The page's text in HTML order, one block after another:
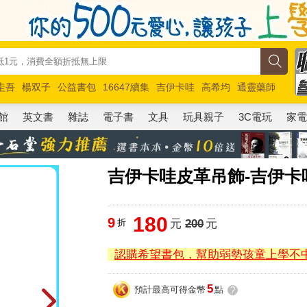
吾 楊双子 公益書包 16647續集 吉伊卡哇 高希均
通靈藥師
路邊攤新作
馬斯克 玩具總動員5 超慢跑
英文書 雜誌 電子書 文具 玩具親子 3C電玩 家電
吉伊卡哇皮革吊飾-吉伊卡
9 折 180 元 200元
認購希望書包，幫助弱勢孩童上學不
預計最高可得金幣 5點 ?